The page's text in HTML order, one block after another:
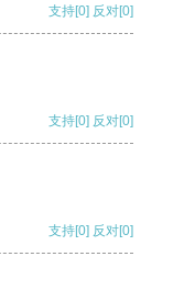
支持[0] 反对[0]
支持[0] 反对[0]
支持[0] 反对[0]